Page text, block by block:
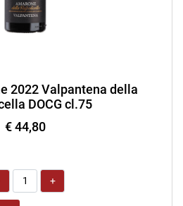
2022 Valpantena della
DOCG cl.75
€ 44,80
Quantità